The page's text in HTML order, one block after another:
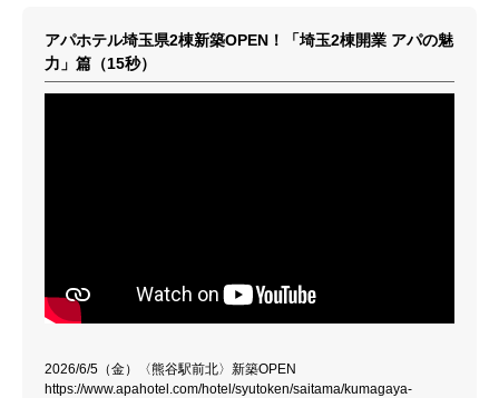
アパホテル埼玉県2棟新築OPEN！「埼玉2棟開業 アパの魅
力」篇（15秒）
2026/6/5（金）〈熊谷駅前北〉新築OPEN
https://www.apahotel.com/hotel/syutoken/saitama/kumagaya-